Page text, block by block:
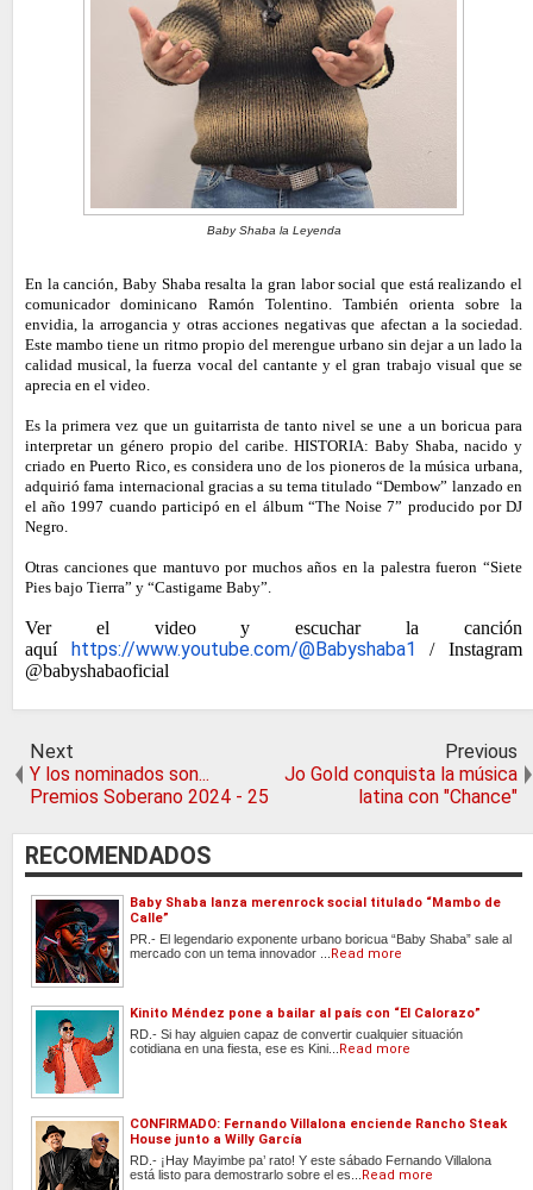
Baby Shaba la Leyenda
En la canción,Baby Shaba resalta la gran labor social que está realizando el
comunicador dominicano Ramón Tolentino. También orienta sobre la
envidia, la arrogancia y otras acciones negativas que afectan a la sociedad.
Este mambo tiene un ritmo propio del merengue urbano sin dejar a un lado la
calidad musical, la fuerza vocal del cantante y el gran trabajo visual que se
aprecia en el video.
Es la primera vez que un guitarrista de tanto nivel se une a un boricua para
interpretar un género propio del caribe. HISTORIA: Baby Shaba, nacido y
criado en Puerto Rico, es considera uno de los pioneros de la música urbana,
adquirió fama internacional gracias a su tema titulado “Dembow” lanzado en
el año 1997 cuando participó en el álbum “The Noise 7” producido por DJ
Negro.
Otras canciones que mantuvo por muchos años en la palestra fueron “Siete
Pies bajo Tierra” y “Castigame Baby”.
Ver el video y escuchar la canción
aquí https://www.youtube.com/@Babyshaba1 / Instagram
@babyshabaoficial
Next
Y los nominados son...
Premios Soberano 2024 - 25
Previous
Jo Gold conquista la música
latina con "Chance"
RECOMENDADOS
Baby Shaba lanza merenrock social titulado “Mambo de
Calle”
PR.- El legendario exponente urbano boricua “Baby Shaba” sale al
mercado con un tema innovador ...
Read more
Kinito Méndez pone a bailar al país con “El Calorazo”
RD.- Si hay alguien capaz de convertir cualquier situación
cotidiana en una fiesta, ese es Kini...
Read more
CONFIRMADO: Fernando Villalona enciende Rancho Steak
House junto a Willy García
RD.- ¡Hay Mayimbe pa’ rato! Y este sábado Fernando Villalona
está listo para demostrarlo sobre el es...
Read more